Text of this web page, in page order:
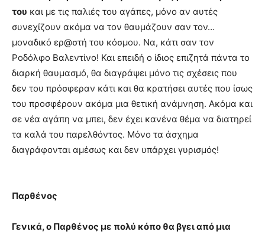
του και με τις παλιές του αγάπες, μόνο αν αυτές
συνεχίζουν ακόμα να τον θαυμάζουν σαν τον…
μοναδικό ερ@στή του κόσμου. Να, κάτι σαν τον
Ροδόλφο Βαλεντίνο! Και επειδή ο ίδιος επιζητά πάντα το
διαρκή θαυμασμό, θα διαγράψει μόνο τις σχέσεις που
δεν του πρόσφεραν κάτι και θα κρατήσει αυτές που ίσως
του προσφέρουν ακόμα μια θετική ανάμνηση. Ακόμα και
σε νέα αγάπη να μπει, δεν έχει κανένα θέμα να διατηρεί
τα καλά του παρελθόντος. Μόνο τα άσχημα
διαγράφονται αμέσως και δεν υπάρχει γυρισμός!
Παρθένος
Γενικά, ο Παρθένος με πολύ κόπο θα βγει από μια